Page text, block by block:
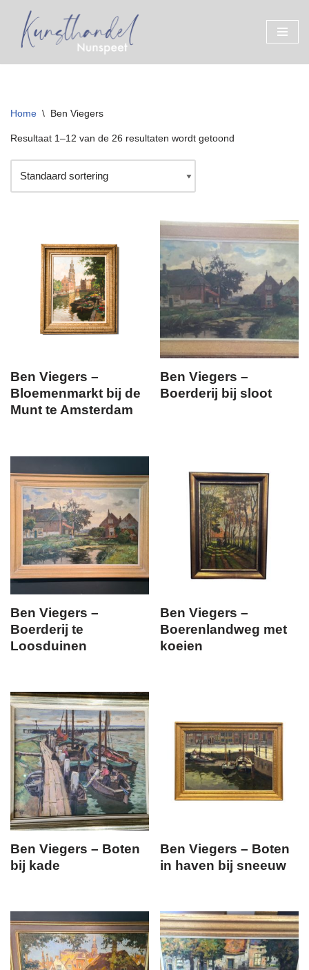
Ga
Home \ Ben Viegers
Resultaat 1–12 van de 26 resultaten wordt getoond
Ben Viegers –
Bloemenmarkt bij de
Munt te Amsterdam
Ben Viegers –
Boerderij bij sloot
Ben Viegers –
Boerderij te
Loosduinen
Ben Viegers –
Boerenlandweg met
koeien
Ben Viegers – Boten
bij kade
Ben Viegers – Boten
in haven bij sneeuw